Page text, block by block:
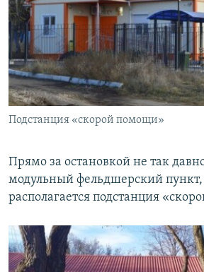
Подстанция «скорой помощи»
Прямо за остановкой не так
модульный фельдшерский
располагается подстанция